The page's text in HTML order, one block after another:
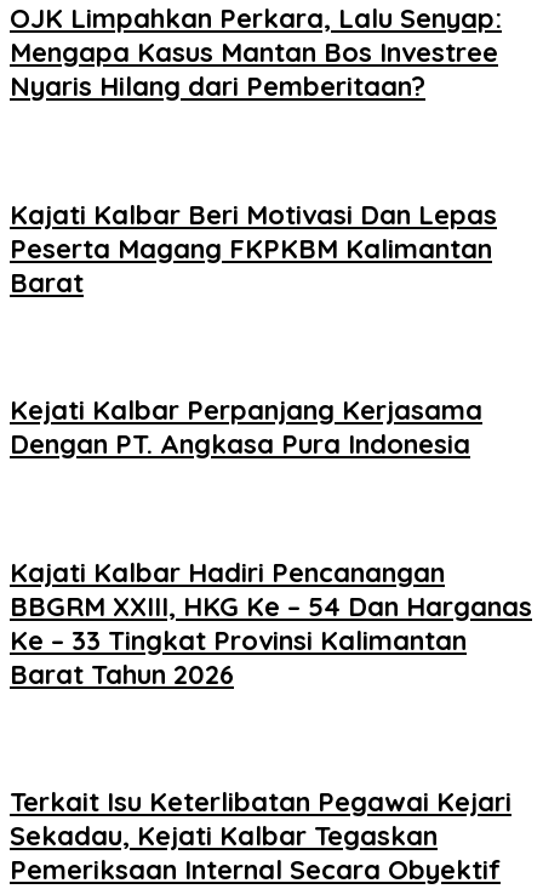
OJK Limpahkan Perkara, Lalu Senyap:
Mengapa Kasus Mantan Bos Investree
Nyaris Hilang dari Pemberitaan?
Kajati Kalbar Beri Motivasi Dan Lepas
Peserta Magang FKPKBM Kalimantan
Barat
Kejati Kalbar Perpanjang Kerjasama
Dengan PT. Angkasa Pura Indonesia
Kajati Kalbar Hadiri Pencanangan
BBGRM XXIII, HKG Ke – 54 Dan Harganas
Ke – 33 Tingkat Provinsi Kalimantan
Barat Tahun 2026
Terkait Isu Keterlibatan Pegawai Kejari
Sekadau, Kejati Kalbar Tegaskan
Pemeriksaan Internal Secara Obyektif